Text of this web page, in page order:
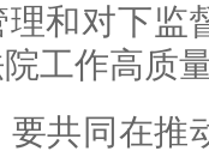
和对下监
工作高质
要共同在推